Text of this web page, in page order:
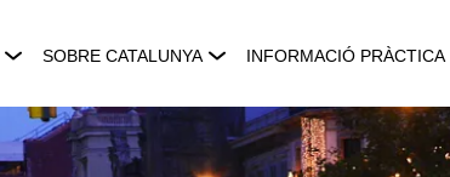
SOBRE CATALUNYA INFORMACIÓ PRÀCTICA